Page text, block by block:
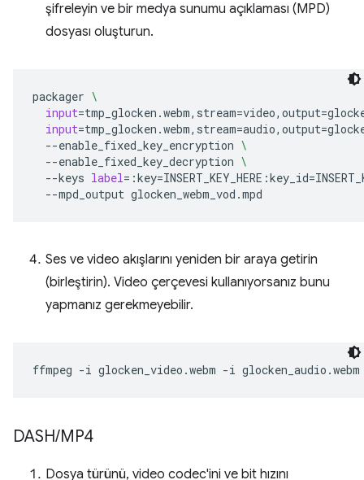
şifreleyin ve bir medya sunumu açıklaması (MPD)
dosyası oluşturun.
packager \
input=tmp_glocken.webm,stream=video,output=
input=tmp_glocken.webm,stream=audio,output=
--enable_fixed_key_encryption \
--enable_fixed_key_decryption \
--keys label= :key=INSERT_KEY_HERE:key_id=
--mpd_output
Ses ve video akışlarını yeniden bir araya getirin
(birleştirin). Video çerçevesi kullanıyorsanız bunu
yapmanız gerekmeyebilir.
ffmpeg -i glocken_video.webm -i glocken_audio.webm
DASH/MP4
Dosya türünü, video codec'ini ve bit hızını